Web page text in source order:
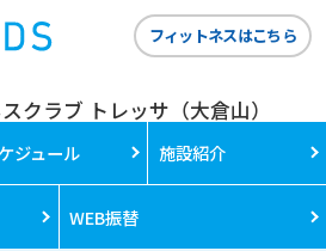
クラブ トレッサ（大倉山）
フィットネスはこちら
ジュール 施設紹介
WEB振替